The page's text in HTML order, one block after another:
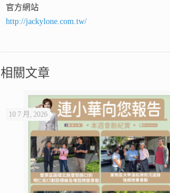
官方網站
http://jackylone.com.tw/
相關文章
10 7 月, 2026